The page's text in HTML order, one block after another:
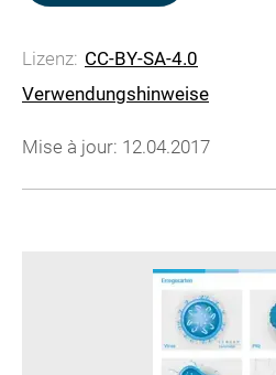
Lizenz: CC-BY-SA-4.0
Verwendungshinweise
Mise à jour: 12.04.2017